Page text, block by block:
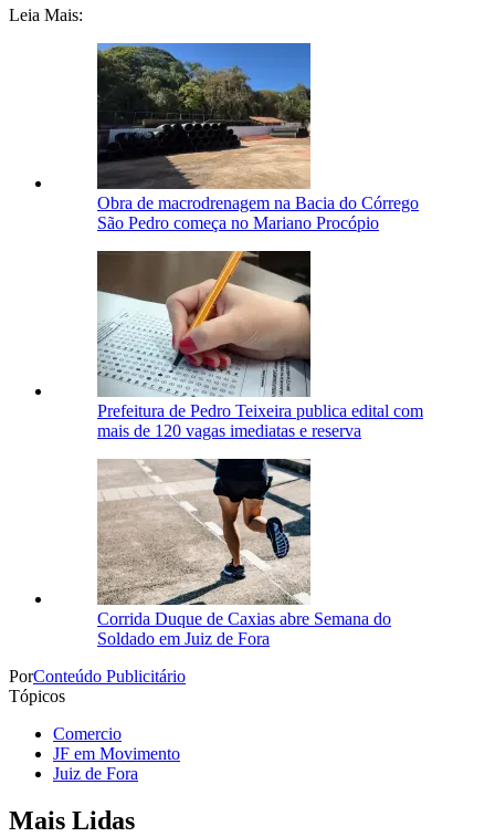
Leia Mais:
Obra de macrodrenagem na Bacia do Córrego
São Pedro começa no Mariano Procópio
Prefeitura de Pedro Teixeira publica edital com
mais de 120 vagas imediatas e reserva
Corrida Duque de Caxias abre Semana do
Soldado em Juiz de Fora
PorConteúdo Publicitário
Tópicos
Comercio
JF em Movimento
Juiz de Fora
Mais Lidas